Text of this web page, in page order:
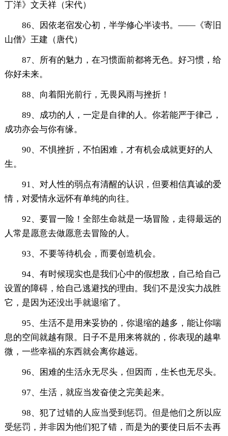
丁洋》文天祥（宋代）
86、因依老宿发心初，半学修心半读书。——《寄旧
山僧》王建（唐代）
87、所有的魅力，在习惯面前都将无色。好习惯，给
你好未来。
88、向着阳光前行，无畏风雨与挫折！
89、成功的人，一定是自律的人。你若能严于律己，
成功亦会与你有缘。
90、不惧挫折，不怕困难，才有机会成就更好的人
生。
91、对人性的弱点有清醒的认识，但要相信真诚的爱
情，对爱情永远怀有单纯的向往。
92、要冒一险！全部生命就是一场冒险，走得最远的
人常是愿意去做愿意去冒险的人。
93、不要等待机会，而要创造机会。
94、有时候现实也是我们心中的假想敌，自己给自己
设置的障碍，给自己逃避找的理由。我们不是没实力战胜
它，是因为还没出手就退缩了。
95、生活不是用来妥协的，你退缩的越多，能让你喘
息的空间就越有限。日子不是用来将就的，你表现的越卑
微，一些幸福的东西就会离你越远。
96、困难的生活永无尽头，但因而，生长也无尽头。
97、生活，就应当发奋使之完美起来。
98、犯了过错的人应当受到惩罚。但是他们之所以应
受惩罚，并非因为他们犯了错，而是为的要使日后不去再